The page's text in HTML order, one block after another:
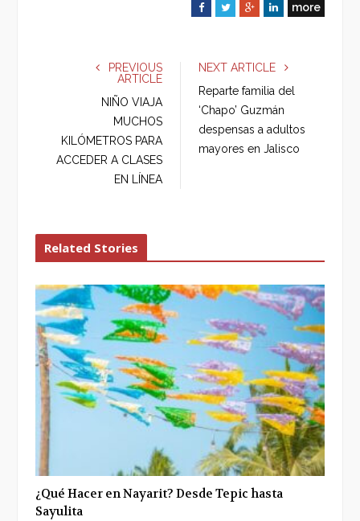
F
e
o
k
T
r
G
g
+
L
I
n
more
PREVIOUS
ARTICLE
NIÑO VIAJA
MUCHOS
KILÓMETROS PARA
ACCEDER A CLASES
EN LÍNEA
NEXT ARTICLE
Reparte familia del
‘Chapo’ Guzmán
despensas a adultos
mayores en Jalisco
Related Stories
¿Qué Hacer en Nayarit? Desde Tepic hasta
Sayulita